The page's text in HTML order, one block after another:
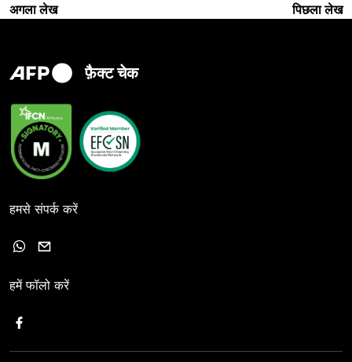
अगला लेख पिछला लेख
फ़ैक्ट चेक
हमसे संपर्क करें
हमें फॉलो करें